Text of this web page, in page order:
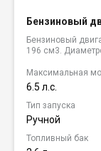
Бензиновый
Бензиновый
196 см3.
Максимальная
6.5 л.с.
Тип запуска
Ручной
Топливный бак